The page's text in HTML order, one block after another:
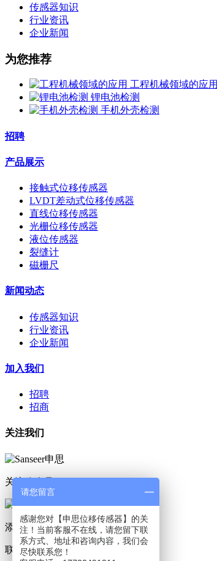
传感器知识
行业资讯
企业新闻
为您推荐
工程机械领域的应用
锂电池检测
手机外壳检测
招聘
产品展示
接触式位移传感器
LVDT差动式位移传感器
直线位移传感器
光栅位移传感器
液位传感器
裂缝计
磁栅尺
新闻动态
传感器知识
行业资讯
企业新闻
加入我们
招聘
招商
关注我们
关注公众号
添加小程序
联系我们
请您留言
感谢您对【申思位移传感器】的关
注！当前客服不在线，请您留下联
系方式、地址和咨询内容，我们会
尽快联系您！